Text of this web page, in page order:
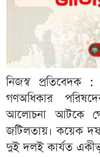
নিজস্ব প্রতিবেদক
গণঅধিকার
আলোচনা আটকে
জটিলতায়। কয়েক
দুই দলই কার্যত